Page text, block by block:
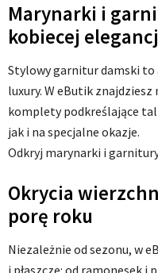
Marynarki i
kobiecej
Stylowy garnitur damski
luxury. W eButik
komplety podkreślające
jak i na specjalne okazje.
Odkryj marynarki i
Okrycia
porę roku
Niezależnie od sezonu, w
i płaszcze: od ramonesek